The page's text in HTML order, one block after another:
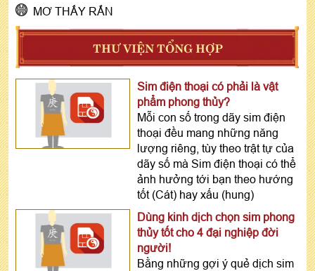
MƠ THẤY RẮN
THƯ VIỆN TỔNG HỢP
Sim điện thoại có phải là vật
phẩm phong thủy?
Mỗi con số trong dãy sim điện
thoại đều mang những năng
lượng riêng, tùy theo trật tự của
dãy số mà Sim điện thoại có thể
ảnh hưởng tới bạn theo hướng
tốt (Cát) hay xấu (hung)
Dùng kinh dịch chọn sim phong
thủy tốt cho 4 đại nghiệp đời
người!
Bằng những gợi ý quẻ dịch sim